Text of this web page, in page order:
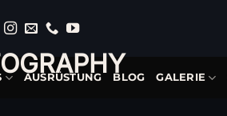
AUSRÜSTUNG BLOG GALERIE